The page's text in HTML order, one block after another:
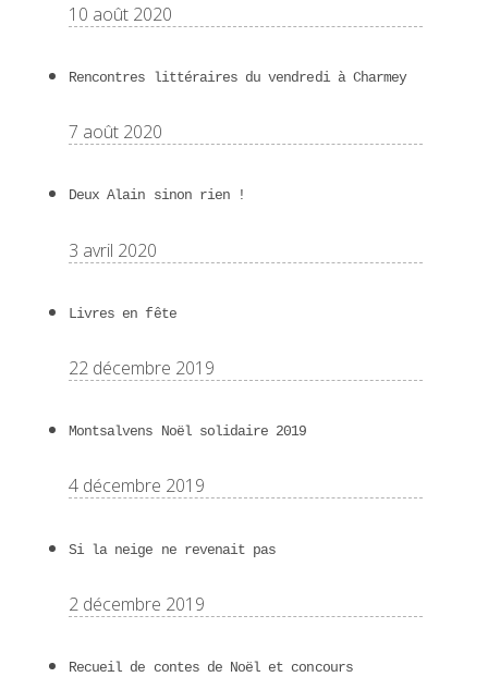
10 août 2020
Rencontres littéraires du vendredi à Charmey
7 août 2020
Deux Alain sinon rien !
3 avril 2020
Livres en fête
22 décembre 2019
Montsalvens Noël solidaire 2019
4 décembre 2019
Si la neige ne revenait pas
2 décembre 2019
Recueil de contes de Noël et concours